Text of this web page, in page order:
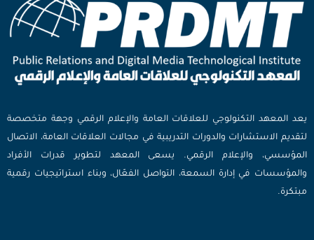
يعد المعهد التكنولوجي للعلاقات العامة والإعلام الرقمي وجهة متخصصة
لتقديم الاستشارات والدورات التدريبية في مجالات العلاقات العامة، الاتصال
المؤسسي، والإعلام الرقمي. يسعى المعهد لتطوير قدرات الأفراد
والمؤسسات في إدارة السمعة، التواصل الفعّال، وبناء استراتيجيات رقمية
مبتكرة.